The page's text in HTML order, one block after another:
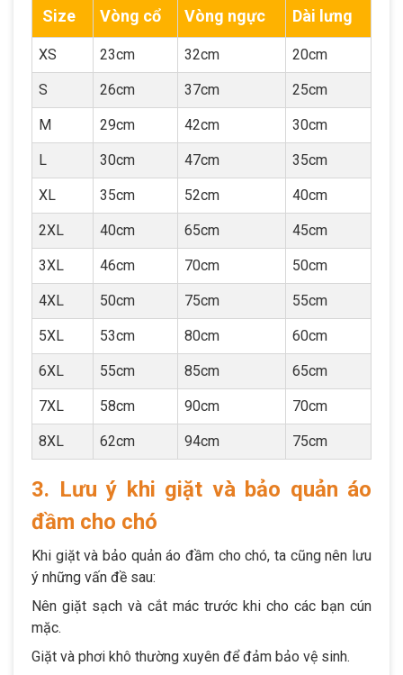
Size Vòng cổ Vòng ngực Dài lưng
XS 23cm 32cm 20cm
S 26cm 37cm 25cm
M 29cm 42cm 30cm
L 30cm 47cm 35cm
XL 35cm 52cm 40cm
2XL 40cm 65cm 45cm
3XL 46cm 70cm 50cm
4XL 50cm 75cm 55cm
5XL 53cm 80cm 60cm
6XL 55cm 85cm 65cm
7XL 58cm 90cm 70cm
8XL 62cm 94cm 75cm
3. Lưu ý khi giặt và bảo quản áo
đầm cho chó
Khi giặt và bảo quản áo đầm cho chó, ta cũng nên lưu
ý những vấn đề sau:
Nên giặt sạch và cắt mác trước khi cho các bạn cún
mặc.
Giặt và phơi khô thường xuyên để đảm bảo vệ sinh.